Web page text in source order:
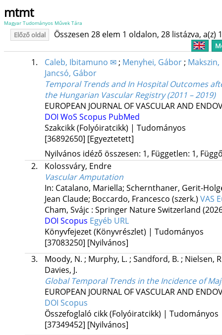
mtmt
Magyar Tudományos Művek Tára
Előző oldal Összesen 28 elem 1 oldalon, 28 listázva, a(z)
1. Caleb, Ibitamuno ✉; Menyhei, Gábor; Makszin,
Jancsó, Gábor
Temporal Trends and In Hospital Outcomes
the Hungarian Vascular Registry (2011 – 2019)
EUROPEAN JOURNAL OF VASCULAR AND
DOI WoS Scopus PubMed
Szakcikk (Folyóiratcikk) | Tudományos
[36892650] [Egyeztetett]
Nyilvános idéző összesen: 1, Független: 1,
2.
Kolossváry, Endre
Vascular Amputation
In: Catalano, Mariella; Schernthaner, Gerit-
Jean Claude; Boccardo, Francesco (szerk.) VAS
Cham, Svájc : Springer Nature Switzerland
DOI Scopus Egyéb URL
Könyvfejezet (Könyvrészlet) | Tudományos
[37083250] [Nyilvános]
3.
Moody, N. ; Murphy, L. ; Sandford, B. ; Nielsen,
Davies, J.
Global Temporal Trends in the Incidence of
EUROPEAN JOURNAL OF VASCULAR AND
DOI Scopus
Összefoglaló cikk (Folyóiratcikk) | Tudományos
[37349452] [Nyilvános]